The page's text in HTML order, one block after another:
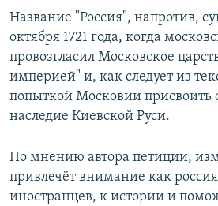
Название "Россия", напротив,
октября 1721 года, когда
провозгласил Московское
империей" и, как следует из
попыткой Московии присвоить
наследие Киевской Руси.
По мнению автора петиции,
привлечёт внимание как
иностранцев, к истории и